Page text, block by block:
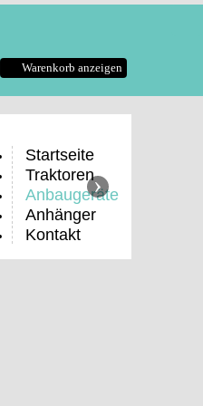
Warenkorb anzeigen
Startseite
Traktoren
Anbaugeräte
Anhänger
Kontakt
›